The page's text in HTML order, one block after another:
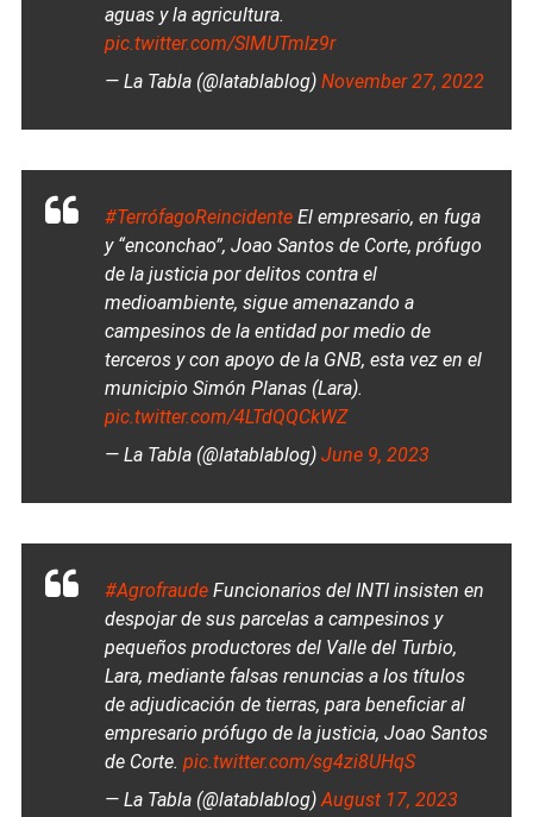
aguas y la agricultura.
pic.twitter.com/SlMUTmlz9r
— La Tabla (@latablablog) November 27, 2022
#TerrófagoReincidenteEl empresario, en fuga
y “enconchao”, Joao Santos de Corte, prófugo
de la justicia por delitos contra el
medioambiente, sigue amenazando a
campesinos de la entidad por medio de
terceros y con apoyo de la GNB, esta vez en el
municipio Simón Planas (Lara).
pic.twitter.com/4LTdQQCkWZ
— La Tabla (@latablablog) June 9, 2023
#AgrofraudeFuncionarios del INTI insisten en
despojar de sus parcelas a campesinos y
pequeños productores del Valle del Turbio,
Lara, mediante falsas renuncias a los títulos
de adjudicación de tierras, para beneficiar al
empresario prófugo de la justicia, Joao Santos
de Corte. pic.twitter.com/sg4zi8UHqS
— La Tabla (@latablablog)August 17, 2023